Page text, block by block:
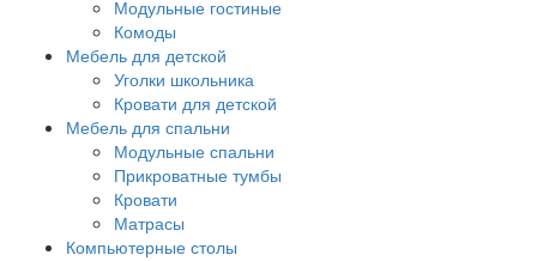
Модульные гостиные
Комоды
Мебель для детской
Уголки школьника
Кровати для детской
Мебель для спальни
Модульные спальни
Прикроватные тумбы
Кровати
Матрасы
Компьютерные столы